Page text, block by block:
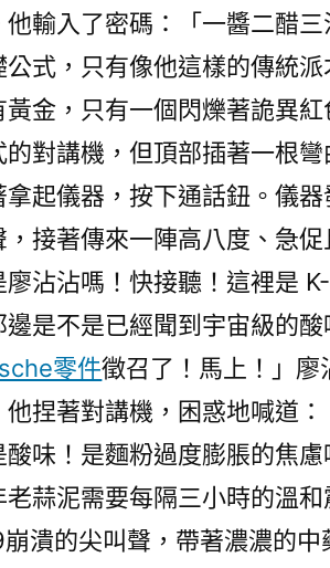
他輸入了密碼：「一醬二醋
公式，只有像他這樣的傳統
黃金，只有一個閃爍著詭異
對講機，但頂部插著一根
拿起儀器，按下通話鈕。儀
，接著傳來一陣高八度、急
廖沾沾嗎！快接聽！這裡是
邊是不是已經聞到宇宙級的
零件徵召了！馬上！」廖
捏著對講機，困惑地喊道：
酸味！是麵粉過度膨脹的焦
老蒜泥需要每隔三小時的溫
潰的尖叫聲，帶著濃濃的